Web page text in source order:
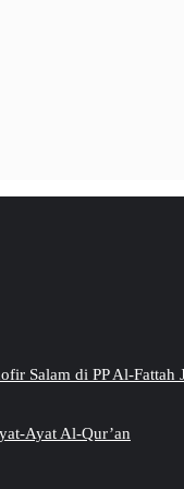
Salam di PP Al-Fattah
Ayat Al-Qur’an